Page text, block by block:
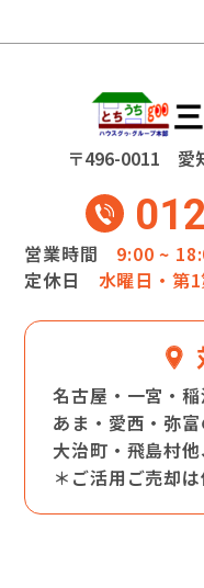
〒496-0011 愛
営業時間 9:00 ~
定休日 水曜日・第
名古屋・一宮・
あま・愛西・弥
大治町・飛島村
＊ご活用ご売却